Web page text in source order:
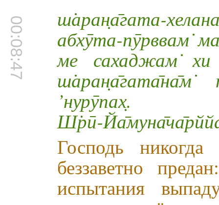
00:08:47 ш̇аран̣а̄гата-
абхӯта-пӯрввам̇
ме сахаджам̇ хи
’нурӯпах̣.
Ш̇рӣ-
Господь
беззаветно
испытания